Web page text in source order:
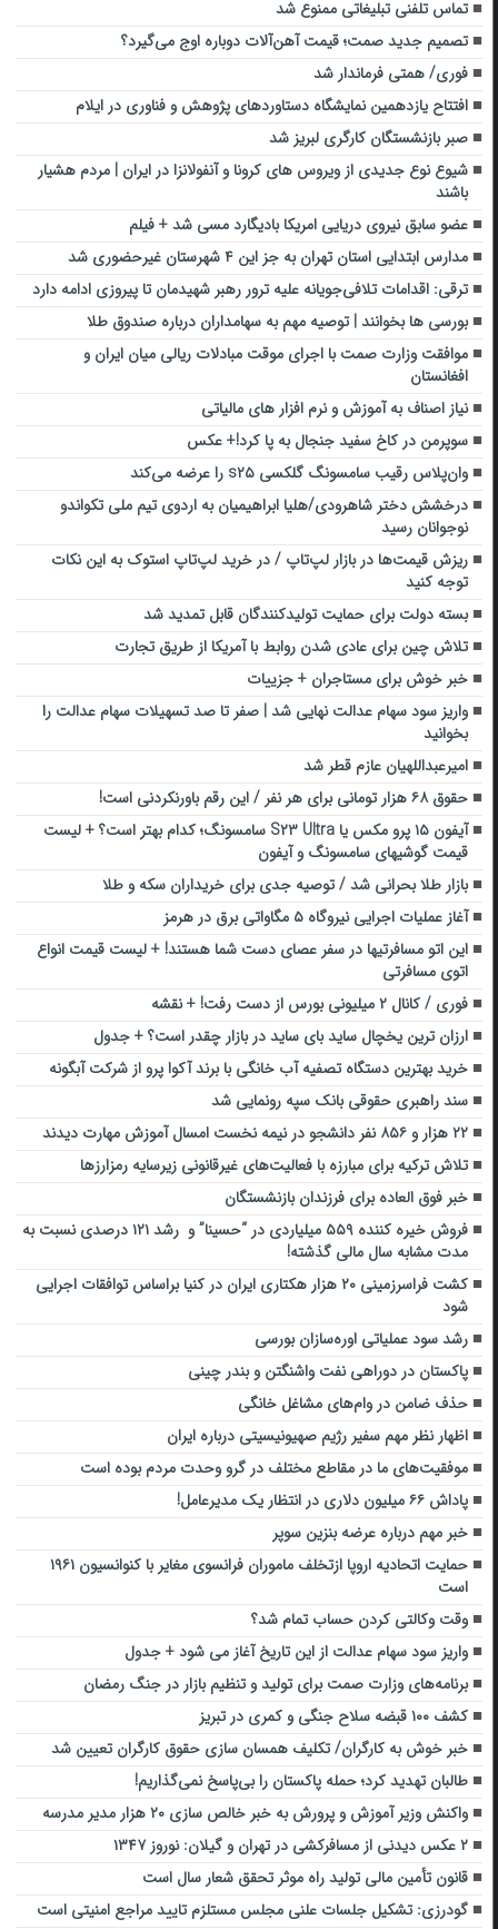
تماس تلفنی تبلیغاتی ممنوع شد
تصمیم جدید صمت؛ قیمت آهن‌آلات دوباره اوج می‌گیرد؟
فوری/ همتی فرماندار شد
افتتاح یازدهمین نمایشگاه دستاوردهای پژوهش و فناوری در ایلام
صبر بازنشستگان کارگری لبریز شد
شیوع نوع جدیدی از ویروس های کرونا و آنفولانزا در ایران | مردم هشیار
باشند
عضو سابق نیروی دریایی امریکا بادیگارد مسی شد + فیلم
مدارس ابتدایی استان تهران به جز این ۴ شهرستان غیرحضوری شد
ترقی: اقدامات تلافی‌جویانه علیه ترور رهبر شهیدمان تا پیروزی ادامه دارد
بورسی ها بخوانند | توصیه مهم به سهامداران درباره صندوق طلا
موافقت وزارت صمت با اجرای موقت مبادلات ریالی میان ایران و
افغانستان
نیاز اصناف به آموزش و نرم افزار های مالیاتی
سوپرمن در کاخ سفید جنجال به پا کرد!+ عکس
وان‌پلاس رقیب سامسونگ گلکسی s۲۵ را عرضه می‌کند
درخشش دختر شاهرودی/هلیا ابراهیمیان به اردوی تیم ملی تکواندو
نوجوانان رسید
ریزش قیمت‌ها در بازار لپ‌تاپ / در خرید لپ‌تاپ استوک به این نکات
توجه کنید
بسته دولت برای حمایت تولیدکنندگان قابل تمدید شد
تلاش چین برای عادی شدن روابط با آمریکا از طریق تجارت
خبر خوش برای مستاجران + جزییات
واریز سود سهام عدالت نهایی شد | صفر تا صد تسهیلات سهام عدالت را
بخوانید
امیرعبداللهیان عازم قطر شد
حقوق ۶۸ هزار تومانی برای هر نفر / این رقم باورنکردنی است!
آیفون ۱۵ پرو مکس یا S۲۳ Ultra سامسونگ؛ کدام بهتر است؟ + لیست
قیمت گوشی‎های سامسونگ و آیفون
بازار طلا بحرانی شد / توصیه جدی برای خریداران سکه و طلا
آغاز عملیات اجرایی نیروگاه ۵ مگاواتی برق در هرمز
این اتو مسافرتی‎ها در سفر عصای دست شما هستند! + لیست قیمت انواع
اتوی مسافرتی
فوری / کانال ۲ میلیونی بورس از دست رفت! + نقشه
ارزان ترین یخچال ساید بای ساید در بازار چقدر است؟ + جدول
خرید بهترین دستگاه تصفیه آب خانگی با برند آکوا پرو از شرکت آبگونه
سند راهبری حقوقی بانک سپه رونمایی شد
۲۲ هزار و ۸۵۶ نفر دانشجو در نیمه نخست امسال آموزش مهارت دیدند
تلاش ترکیه برای مبارزه با فعالیت‌های غیرقانونی زیرسایه رمزارزها
خبر فوق العاده برای فرزندان بازنشستگان
فروش خیره کننده ۵۵۹ میلیاردی در “حسینا” و رشد ۱۲۱ درصدی نسبت به
مدت مشابه سال مالی گذشته!
کشت فراسرزمینی ۲۰ هزار هکتاری ایران در کنیا براساس توافقات اجرایی
شود
رشد سود عملیاتی اوره‌سازان بورسی
پاکستان در دوراهی نفت واشنگتن و بندر چینی
حذف ضامن در وام‌های مشاغل خانگی
اظهار نظر مهم سفیر رژیم صهیونیسیتی درباره ایران
موفقیت‌های ما در مقاطع مختلف در گرو وحدت مردم بوده است
پاداش ۶۶ میلیون دلاری در انتظار یک مدیرعامل!
خبر مهم درباره عرضه بنزین سوپر
حمایت اتحادیه اروپا ازتخلف ماموران فرانسوی مغایر با کنوانسیون ۱۹۶۱
است
وقت وکالتی کردن حساب تمام شد؟
واریز سود سهام عدالت از این تاریخ آغاز می شود + جدول
برنامه‌های وزارت صمت برای تولید و تنظیم بازار در جنگ رمضان
کشف ۱۰۰ قبضه سلاح جنگی و کمری در تبریز
خبر خوش به کارگران/ تکلیف همسان سازی حقوق کارگران تعیین شد
طالبان تهدید کرد؛ حمله پاکستان را بی‌پاسخ نمی‌گذاریم!
واکنش وزیر آموزش و پرورش به خبر خالص سازی ۲۰ هزار مدیر مدرسه
۲ عکس دیدنی از مسافرکشی در تهران و گیلان:‏ نوروز ۱۳۴۷
قانون تأمین مالی تولید راه موثر تحقق شعار سال است
گودرزی: تشکیل جلسات علنی مجلس مستلزم تایید مراجع امنیتی است